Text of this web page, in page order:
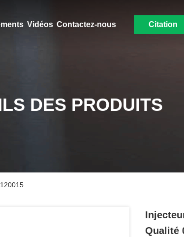
Vidéos Contactez-nous Citation
DES PRODUITS
Qualité